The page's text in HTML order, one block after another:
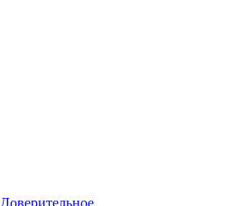
Доверительное